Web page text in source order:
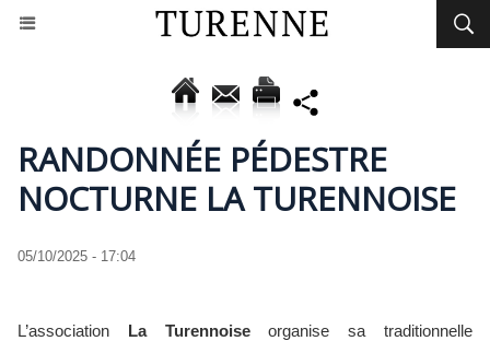
RANDONNÉE PÉDESTRE
NOCTURNE LA TURENNOISE
05/10/2025 - 17:04
L’association La Turennoiseorganise sa traditionnelle